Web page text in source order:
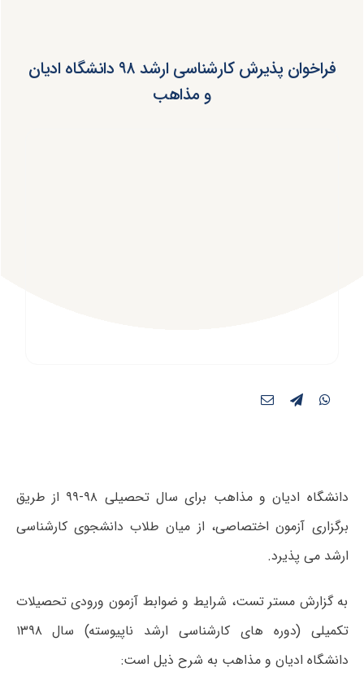
فراخوان پذیرش کارشناسی ارشد ۹۸ دانشگاه ادیان
و مذاهب
دانشگاه ادیان و مذاهب برای سال تحصیلی ۹۸-۹۹ از طریق
برگزاری آزمون اختصاصی، از میان طلاب دانشجوی کارشناسی
ارشد می‌ پذیرد.
به گزارش مستر تست، شرایط و ضوابط آزمون ورودی تحصیلات
تکمیلی (دوره های کارشناسی ارشد ناپیوسته) سال ۱۳۹۸
دانشگاه ادیان و مذاهب به شرح ذیل است: